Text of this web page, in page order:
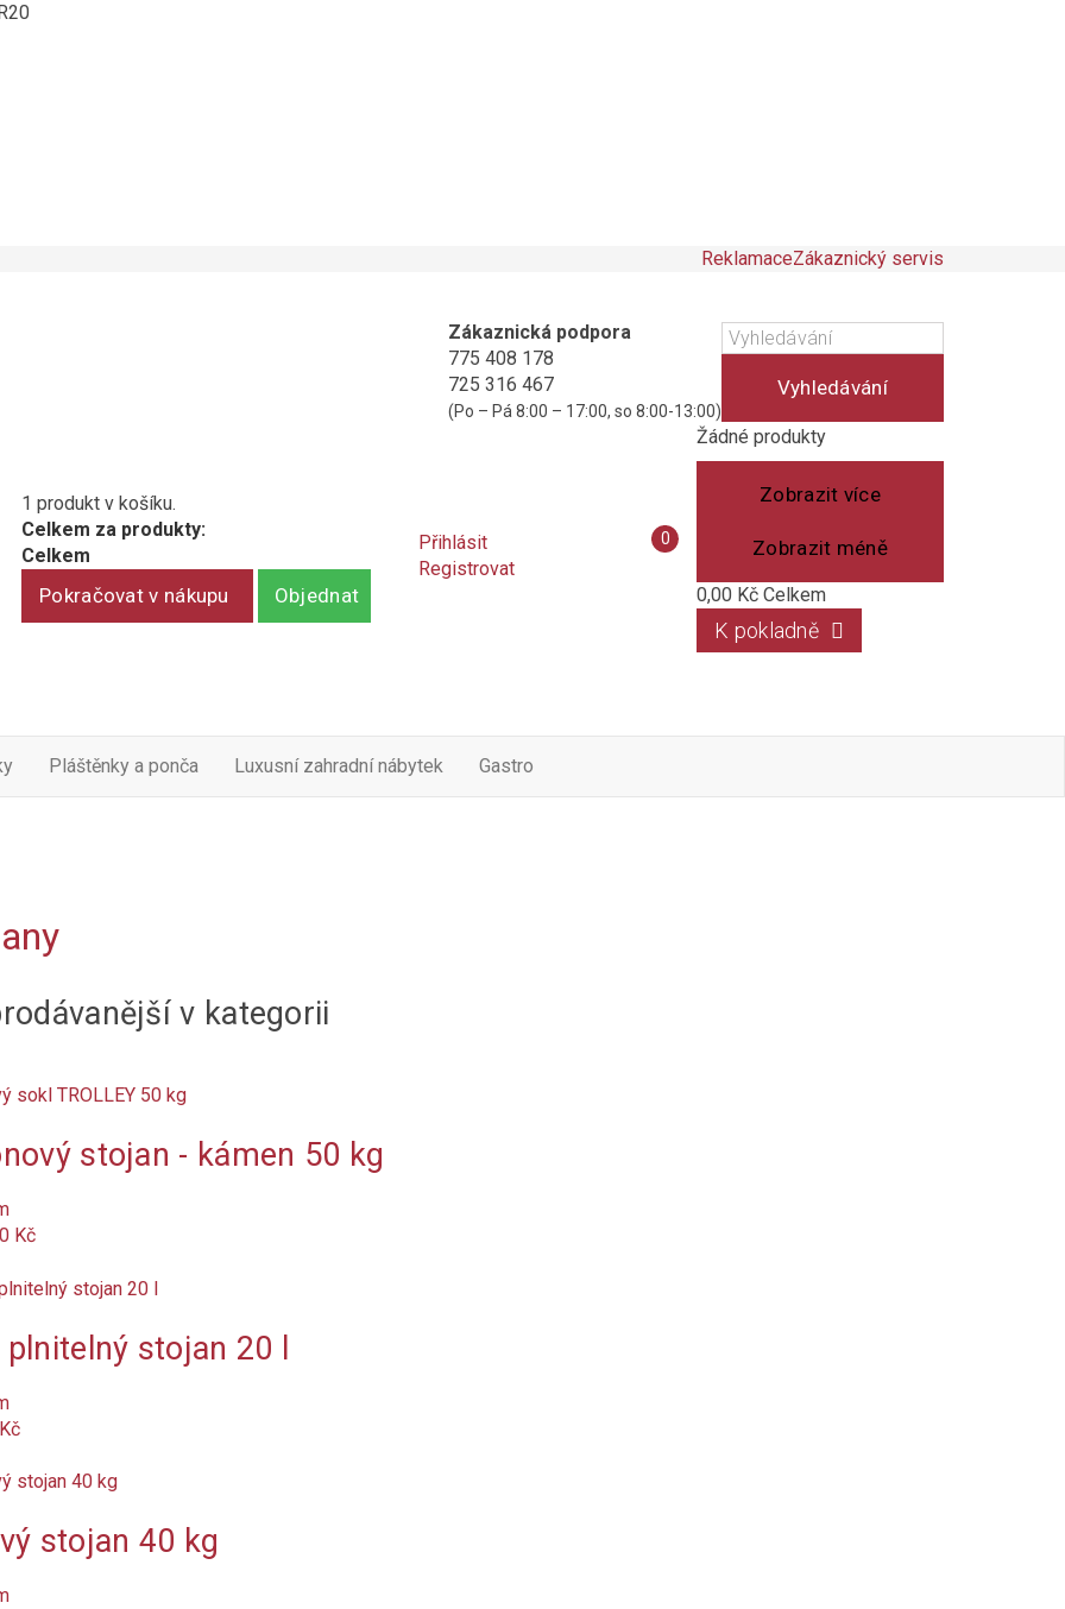
ReklamaceZákaznický servis
Zákaznická podpora
775 408 178
725 316 467
(Po – Pá 8:00 – 17:00, so 8:00-13:00)
Vyhledávání
Košík
(prázdný)
Žádné produkty
Zobrazit více
Zobrazit méně
0,00 Kč Celkem
K pokladně
1 produkt v košíku.
Celkem za produkty:
Celkem
Pokračovat v nákupu Objednat
Přihlásit
Registrovat
Porovnání
0
Pláštěnky a ponča Luxusní zahradní nábytek Gastro
v kategorii
stojan - kámen 50 kg
Kč
plnitelný stojan 20 l
stojan 40 kg